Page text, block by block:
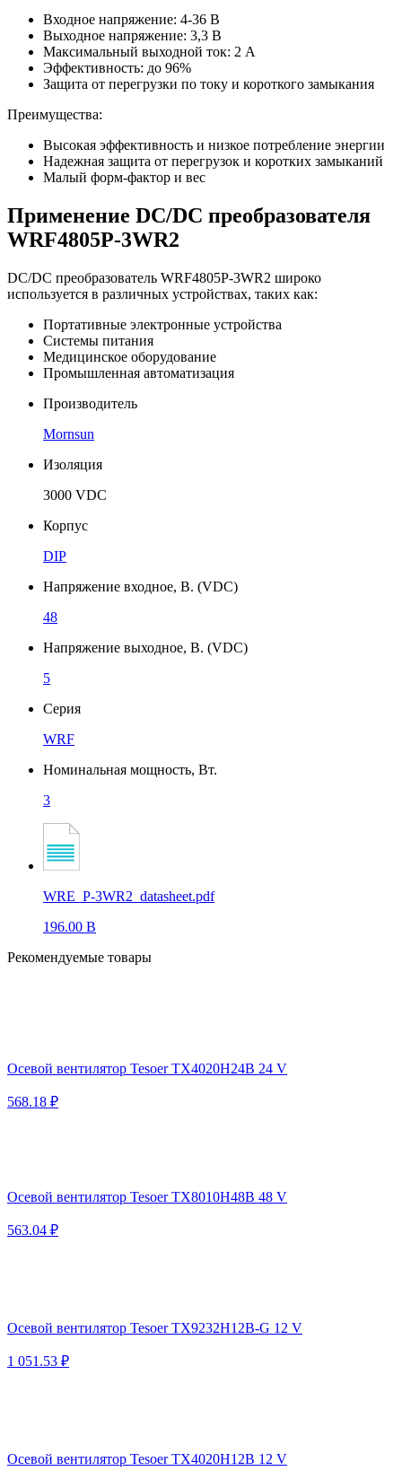
Входное напряжение: 4-36 В
Выходное напряжение: 3,3 В
Максимальный выходной ток: 2 А
Эффективность: до 96%
Защита от перегрузки по току и короткого замыкания
Преимущества:
Высокая эффективность и низкое потребление энергии
Надежная защита от перегрузок и коротких замыканий
Малый форм-фактор и вес
Применение DC/DC преобразователя
WRF4805P-3WR2
DC/DC преобразователь WRF4805P-3WR2 широко
используется в различных устройствах, таких как:
Портативные электронные устройства
Системы питания
Медицинское оборудование
Промышленная автоматизация
Производитель
Mornsun
Изоляция
3000 VDC
Корпус
DIP
Напряжение входное, В. (VDC)
48
Напряжение выходное, В. (VDC)
5
Серия
WRF
Номинальная мощность, Вт.
3
WRE_P-3WR2_datasheet.pdf
196.00 B
Рекомендуемые товары
Осевой вентилятор Tesoer TX4020H24B 24 V
568.18 ₽
Осевой вентилятор Tesoer TX8010H48B 48 V
563.04 ₽
Осевой вентилятор Tesoer TX9232H12B-G 12 V
1 051.53 ₽
Осевой вентилятор Tesoer TX4020H12B 12 V